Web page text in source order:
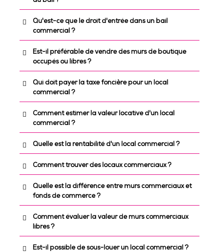
Qu'est-ce que le droit d'entrée dans un bail
commercial ?
Est-il préférable de vendre des murs de boutique
occupés ou libres ?
Qui doit payer la taxe foncière pour un local
commercial ?
Comment estimer la valeur locative d'un local
commercial ?
Quelle est la rentabilité d'un local commercial ?
Comment trouver des locaux commerciaux ?
Quelle est la différence entre murs commerciaux et
fonds de commerce ?
Comment évaluer la valeur de murs commerciaux
libres ?
Est-il possible de sous-louer un local commercial ?